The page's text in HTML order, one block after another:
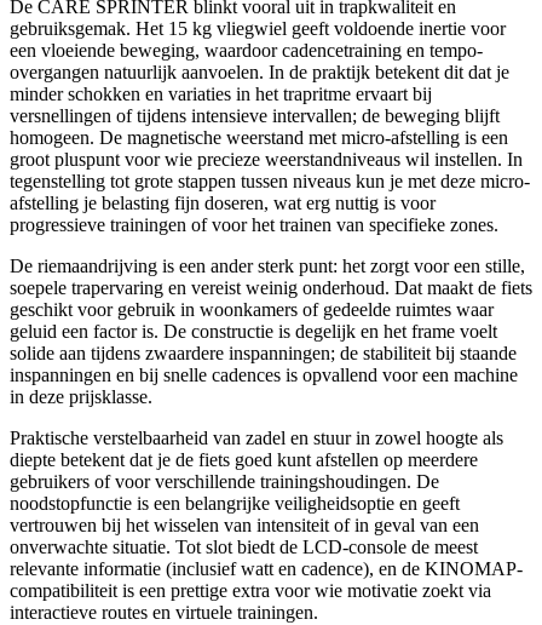
De CARE SPRINTER blinkt vooral uit in trapkwaliteit en
gebruiksgemak. Het 15 kg vliegwiel geeft voldoende inertie voor
een vloeiende beweging, waardoor cadencetraining en tempo-
overgangen natuurlijk aanvoelen. In de praktijk betekent dit dat je
minder schokken en variaties in het trapritme ervaart bij
versnellingen of tijdens intensieve intervallen; de beweging blijft
homogeen. De magnetische weerstand met micro-afstelling is een
groot pluspunt voor wie precieze weerstandniveaus wil instellen. In
tegenstelling tot grote stappen tussen niveaus kun je met deze micro-
afstelling je belasting fijn doseren, wat erg nuttig is voor
progressieve trainingen of voor het trainen van specifieke zones.
De riemaandrijving is een ander sterk punt: het zorgt voor een stille,
soepele trapervaring en vereist weinig onderhoud. Dat maakt de fiets
geschikt voor gebruik in woonkamers of gedeelde ruimtes waar
geluid een factor is. De constructie is degelijk en het frame voelt
solide aan tijdens zwaardere inspanningen; de stabiliteit bij staande
inspanningen en bij snelle cadences is opvallend voor een machine
in deze prijsklasse.
Praktische verstelbaarheid van zadel en stuur in zowel hoogte als
diepte betekent dat je de fiets goed kunt afstellen op meerdere
gebruikers of voor verschillende trainingshoudingen. De
noodstopfunctie is een belangrijke veiligheidsoptie en geeft
vertrouwen bij het wisselen van intensiteit of in geval van een
onverwachte situatie. Tot slot biedt de LCD-console de meest
relevante informatie (inclusief watt en cadence), en de KINOMAP-
compatibiliteit is een prettige extra voor wie motivatie zoekt via
interactieve routes en virtuele trainingen.